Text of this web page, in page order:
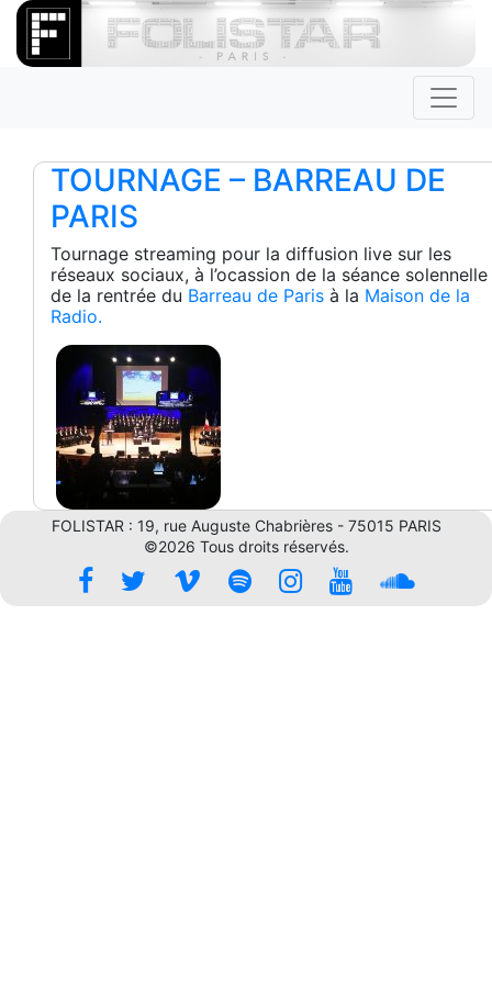
TOURNAGE – BARREAU DE
PARIS
Tournage streaming pour la diffusion live sur les
réseaux sociaux, à l’ocassion de la séance solennelle
de la rentrée du Barreau de Paris à la Maison de la
Radio.
FOLISTAR : 19, rue Auguste Chabrières - 75015 PARIS
©2026 Tous droits réservés.